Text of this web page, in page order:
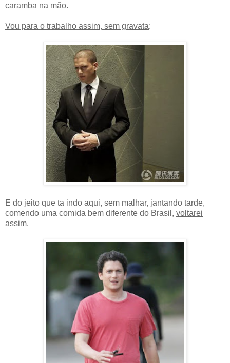
caramba na mão.
Vou para o trabalho assim, sem gravata:
E do jeito que ta indo aqui, sem malhar, jantando tarde,
comendo uma comida bem diferente do Brasil, voltarei
assim.